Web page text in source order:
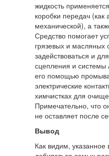
жидкость
коробки передач (как
механической), а
Средство помогает
грязевых и
задействоваться и
сцепления и системы
его помощью
электрические
химчистках для
Примечательно, что
не оставляет после
Вывод
Как видим, указанное